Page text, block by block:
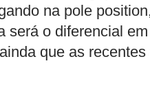
na pole
será o diferencial
que as